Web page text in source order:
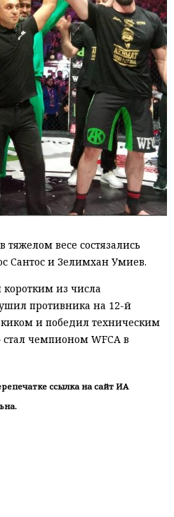
тяжелом весе состязались
и Зелимхан Умиев.
из числа
противника на 12-й
и победил техническим
чемпионом WFCA в
ссылка на сайт ИА